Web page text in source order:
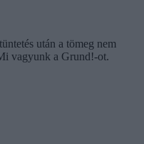
után a tömeg nem
vagyunk a Grund!-ot.